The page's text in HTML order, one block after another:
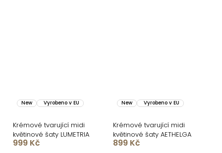
New Vyrobeno v EU
Krémové tvarující midi
květinové šaty LUMETRIA
999 Kč
New Vyrobeno v EU
Krémové tvarující midi
květinové šaty AETHELGA
899 Kč